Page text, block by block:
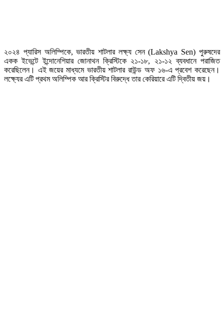
২০২৪ প্যারিস অলিম্পিকে, ভারতীয় শাটলার লক্ষ্য সেন (Lakshya Sen) পুরুষদের
একক ইভেন্টে ইন্দোনেশিয়ার জোনাথন ক্রিস্টিকে ২১-১৮, ২১-১২ ব্যবধানে পরাজিত
করেছিলেন। এই জয়ের মাধ্যমে ভারতীয় শাটলার রাউন্ড অফ ১৬-এ প্রবেশ করেছেন।
লক্ষ্যের এটি প্রথম অলিম্পিক আর ক্রিস্টির বিরুদ্ধে তার কেরিয়ারে এটি দ্বিতীয় জয়।